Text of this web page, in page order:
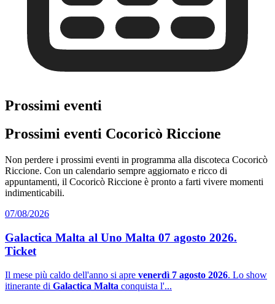
Prossimi eventi
Prossimi eventi Cocoricò Riccione
Non perdere i prossimi eventi in programma alla discoteca Cocoricò
Riccione. Con un calendario sempre aggiornato e ricco di
appuntamenti, il Cocoricò Riccione è pronto a farti vivere momenti
indimenticabili.
07/08/2026
Galactica Malta al Uno Malta 07 agosto 2026.
Ticket
Il mese più caldo dell'anno si apre venerdì 7 agosto 2026. Lo show
itinerante di Galactica Malta conquista l'...